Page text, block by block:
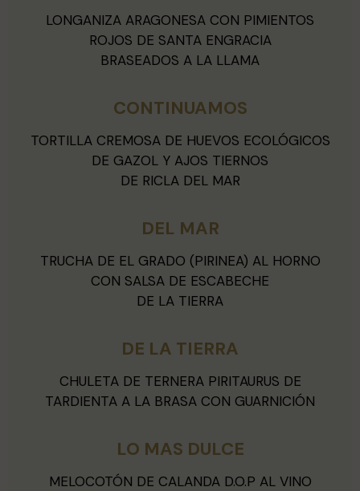
LONGANIZA ARAGONESA CON PIMIENTOS
ROJOS DE SANTA ENGRACIA
BRASEADOS A LA LLAMA
CONTINUAMOS
TORTILLA CREMOSA DE HUEVOS ECOLÓGICOS
DE GAZOL Y AJOS TIERNOS
DE RICLA DEL MAR
DEL MAR
TRUCHA DE EL GRADO (PIRINEA) AL HORNO
CON SALSA DE ESCABECHE
DE LA TIERRA
DE LA TIERRA
CHULETA DE TERNERA PIRITAURUS DE
TARDIENTA A LA BRASA CON GUARNICIÓN
LO MAS DULCE
MELOCOTÓN DE CALANDA D.O.P AL VINO